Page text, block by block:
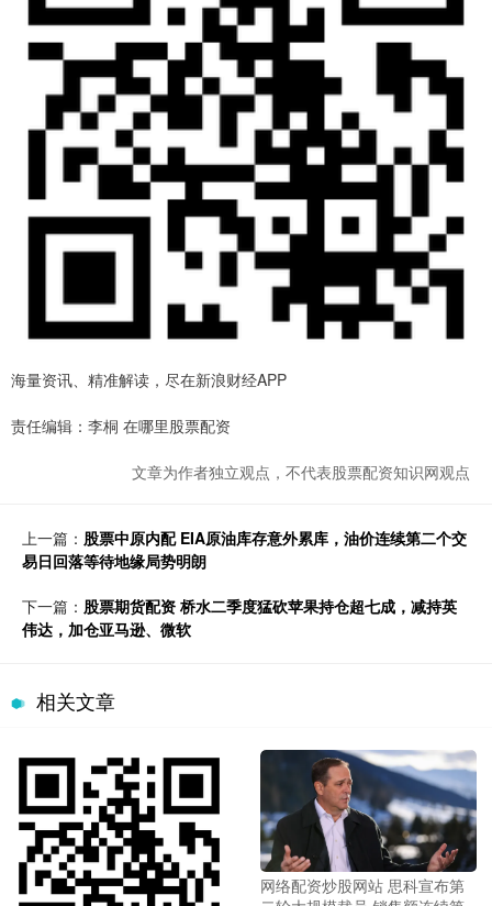
海量资讯、精准解读，尽在新浪财经APP
责任编辑：李桐 在哪里股票配资
文章为作者独立观点，不代表股票配资知识网观点
上一篇： 股票中原内配 EIA原油库存意外累库，油价连续第二个交
易日回落等待地缘局势明朗
下一篇： 股票期货配资 桥水二季度猛砍苹果持仓超七成，减持英
伟达，加仓亚马逊、微软
相关文章
网络配资炒股网站 思科宣布第